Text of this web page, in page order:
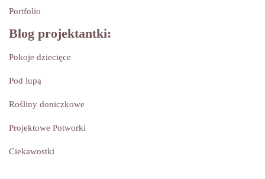
Portfolio
Blog projektantki:
Pokoje dziecięce
Pod lupą
Rośliny doniczkowe
Projektowe Potworki
Ciekawostki